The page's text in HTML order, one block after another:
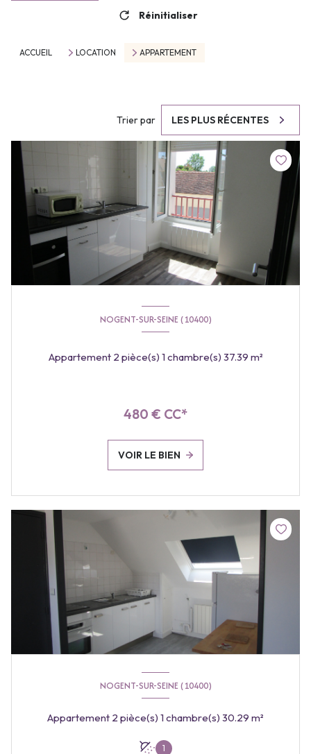
Réinitialiser
ACCUEIL LOCATION APPARTEMENT
Trier par LES PLUS RÉCENTES
NOGENT-SUR-SEINE (10400)
Appartement 2 pièce(s) 1 chambre(s) 37.39 m²
480 € CC*
VOIR LE BIEN
NOGENT-SUR-SEINE (10400)
Appartement 2 pièce(s) 1 chambre(s) 30.29 m²
1